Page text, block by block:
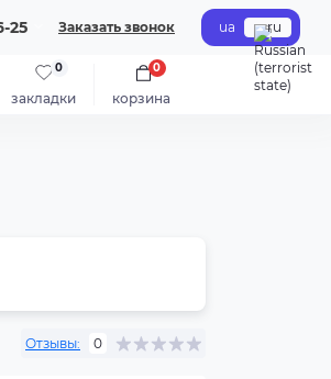
25 Заказать звонок ua ru
закладки
0
корзина
0
Отзывы: 0